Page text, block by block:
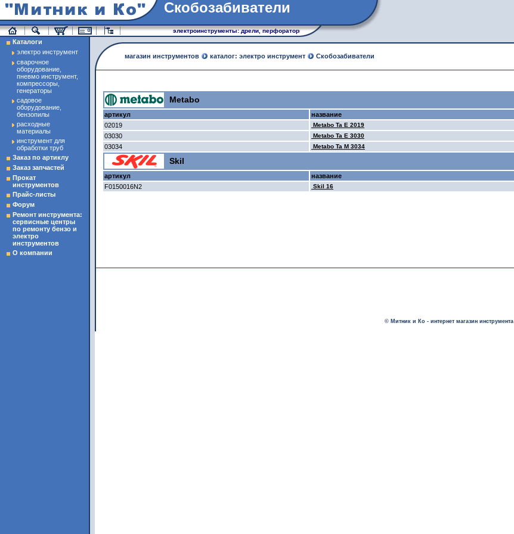
Скобозабиватели
электроинструменты: дрели, перфораторы, рубанки, лобзики, углошлифовальные машины
магазин инструменты
магазин инструментов каталог: электро инструмент Скобозабиватели
Metabo
артикул название
02019
Metabo Ta E 2019
03030
Metabo Ta E 3030
03034
Metabo Ta M 3034
Skil
артикул название
F0150016N2
Skil 16
© Митник и Ко - интернет магазин инструмента
Каталоги
электро инструмент
сварочное
оборудование,
пневмо инструмент,
компрессоры,
генераторы
садовое
оборудование,
бензопилы
расходные
материалы
инструмент для
обработки труб
Заказ по артиклу
Заказ запчастей
Прокат
инструментов
Прайс-листы
Форум
Ремонт инструмента:
сервисные центры
по ремонту бензо и
электро
инструментов
О компании